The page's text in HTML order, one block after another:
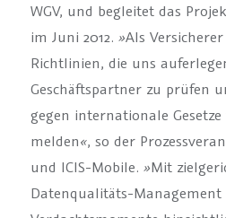
WGV, und begleitet das
im Juni 2012. »Als
Richtlinien, die uns
Geschäftspartner zu prüfen
gegen internationale
melden«, so der
und ICIS-Mobile. »Mit
Datenqualitäts-